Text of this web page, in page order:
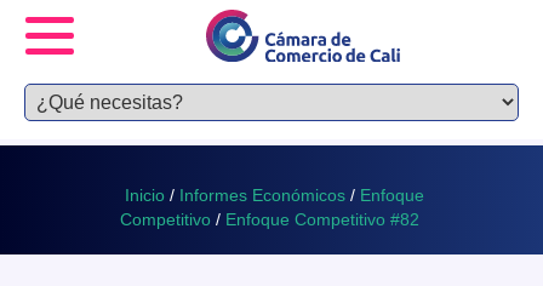
Inicio / Informes Económicos / Enfoque
Competitivo / Enfoque Competitivo #82